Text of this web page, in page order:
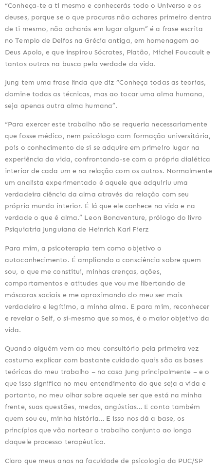
“Conheça-te a ti mesmo e conhecerás todo o Universo e os
deuses, porque se o que procuras não achares primeiro dentro
de ti mesmo, não acharás em lugar algum” é a frase escrita
no Templo de Delfos na Grécia antiga, em homenagem ao
Deus Apolo, e que inspirou Sócrates, Platão, Michel Foucault e
tantos outros na busca pela verdade da vida.
Jung tem uma frase linda que diz “Conheça todas as teorias,
domine todas as técnicas, mas ao tocar uma alma humana,
seja apenas outra alma humana”.
“Para exercer este trabalho não se requeria necessariamente
que fosse médico, nem psicólogo com formação universitária,
pois o conhecimento de si se adquire em primeiro lugar na
experiência da vida, confrontando-se com a própria dialética
interior de cada um e na relação com os outros. Normalmente
um analista experimentado é aquele que adquiriu uma
verdadeira ciência da alma através da relação com seu
próprio mundo interior. É lá que ele conhece na vida e na
verdade o que é alma.” Leon Bonaventure, prólogo do livro
Psiquiatria Junguiana de Heinrich Karl Fierz
Para mim, a psicoterapia tem como objetivo o
autoconhecimento. É ampliando a consciência sobre quem
sou, o que me constitui, minhas crenças, ações,
comportamentos e atitudes que vou me libertando de
máscaras sociais e me aproximando do meu ser mais
verdadeiro e legítimo, a minha alma. E para mim, reconhecer
e revelar o Self, o si-mesmo que somos, é o maior objetivo da
vida.
Quando alguém vem ao meu consultório pela primeira vez
costumo explicar com bastante cuidado quais são as bases
teóricas do meu trabalho – no caso Jung principalmente – e o
que isso significa no meu entendimento do que seja a vida e
portanto, no meu olhar sobre aquele ser que está na minha
frente, suas questões, medos, angústias… E conto também
quem sou eu, minha história… E isso nos dá a base, os
princípios que vão nortear o trabalho conjunto ao longo
daquele processo terapêutico.
Claro que meus anos na faculdade de psicologia da PUC/SP